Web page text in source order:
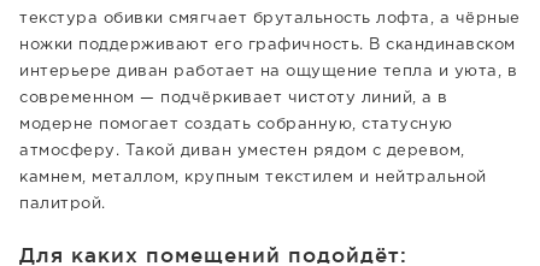
текстура обивки смягчает брутальность лофта, а чёрные
ножки поддерживают его графичность. В скандинавском
интерьере диван работает на ощущение тепла и уюта, в
современном — подчёркивает чистоту линий, а в
модерне помогает создать собранную, статусную
атмосферу. Такой диван уместен рядом с деревом,
камнем, металлом, крупным текстилем и нейтральной
палитрой.
Для каких помещений подойдёт: